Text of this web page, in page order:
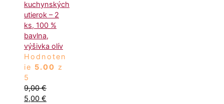
kuchynských
utierok – 2
ks, 100 %
bavlna,
výšivka olív
Hodnoten
ie 5.00 z
5
9,00€
5,00 €